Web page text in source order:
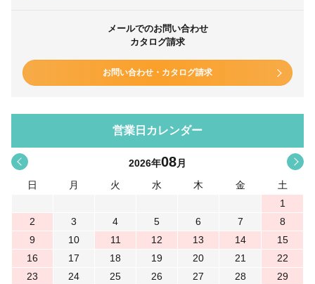
メールでのお問い合わせ
カタログ請求
お問い合わせ・カタログ請求
営業日カレンダー
< 2026年08月
日
月 火 水 木 金
土
1
2
3 4 5 6 7
8
9
10 11 12 13 14
15
16
17 18 19 20 21
22
23
24 25 26 27 28
29